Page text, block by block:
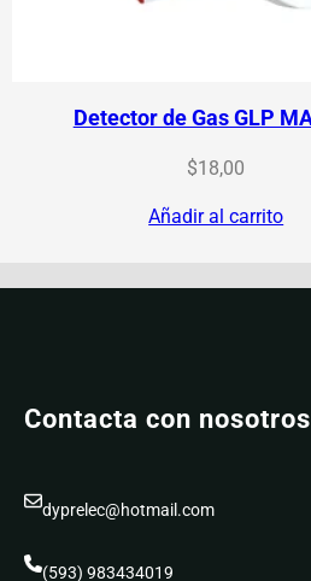
Detector de Gas GLP
$18,00
Añadir al carrito
Contacta con nosotros
dyprelec@hotmail.com
(593) 983434019